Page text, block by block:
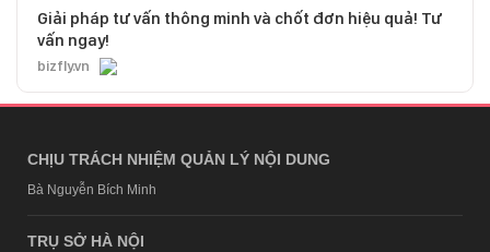
Giải pháp tư vấn thông minh và chốt đơn hiệu quả! Tư
vấn ngay!
bizfly.vn
CHỊU TRÁCH NHIỆM QUẢN LÝ NỘI DUNG
Bà Nguyễn Bích Minh
TRỤ SỞ HÀ NỘI